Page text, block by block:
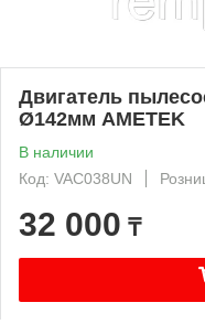
Двигатель
Ø142мм AMETEK
В наличии
Код: VAC038UN
32 000 ₸